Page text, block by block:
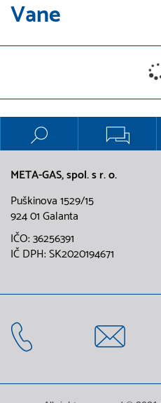
Vane
META-GAS, spol. s r. o.
Puškinova 1529/15
924 01 Galanta
IČO: 36256391
IČ DPH: SK2020194671